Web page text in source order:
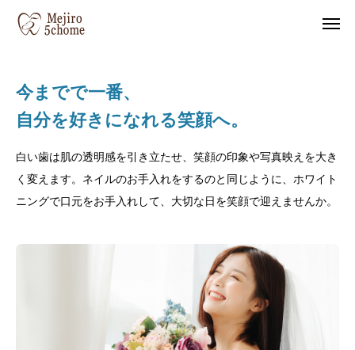
今までで一番、
自分を好きになれる笑顔へ。
白い歯は肌の透明感を引き立たせ、笑顔の印象や写真映えを大き
く変えます。ネイルのお手入れをするのと同じように、ホワイト
ニングで口元をお手入れして、大切な日を笑顔で迎えませんか。